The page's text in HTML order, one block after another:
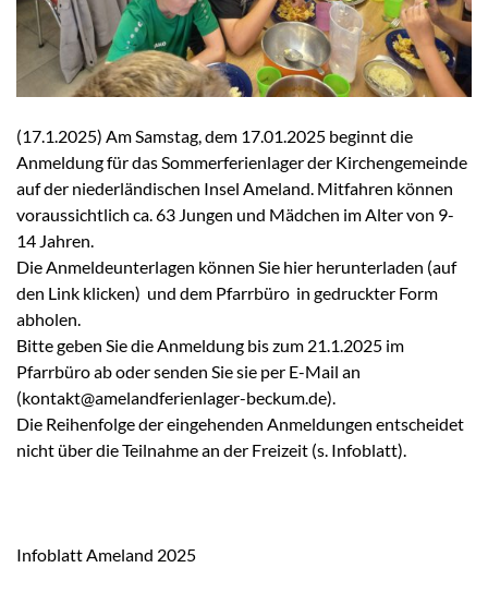
(17.1.2025) Am Samstag, dem 17.01.2025 beginnt die
Anmeldung für das Sommerferienlager der Kirchengemeinde
auf der niederländischen Insel Ameland. Mitfahren können
voraussichtlich ca. 63 Jungen und Mädchen im Alter von 9-
14 Jahren.
Die Anmeldeunterlagen können Sie hier herunterladen (auf
den Link klicken) und dem Pfarrbüro in gedruckter Form
abholen.
Bitte geben Sie die Anmeldung bis zum 21.1.2025 im
Pfarrbüro ab oder senden Sie sie per E-Mail an
(kontakt@amelandferienlager-beckum.de).
Die Reihenfolge der eingehenden Anmeldungen entscheidet
nicht über die Teilnahme an der Freizeit (s. Infoblatt).
Infoblatt Ameland 2025